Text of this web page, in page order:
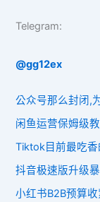
Telegram:
@gg12ex
公众号那么封闭,
闲鱼运营保姆级
Tiktok目前最吃
抖音极速版升级
小红书B2B预算